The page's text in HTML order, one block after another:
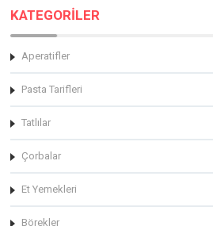
KATEGORİLER
Aperatifler
Pasta Tarifleri
Tatlılar
Çorbalar
Et Yemekleri
Börekler